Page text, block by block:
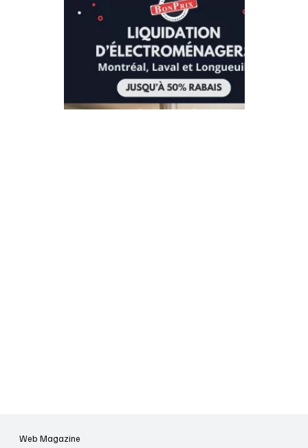
Web Magazine